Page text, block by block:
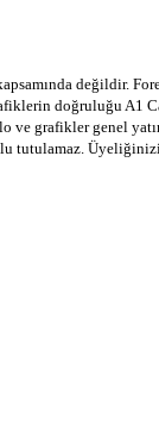
doğruluğu A1
ve grafikler genel
tutulamaz.